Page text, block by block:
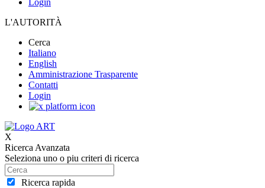
Login
L'AUTORITÀ
Cerca
Italiano
English
Amministrazione Trasparente
Contatti
Login
X
Ricerca Avanzata
Seleziona uno o piu criteri di ricerca
Ricerca rapida